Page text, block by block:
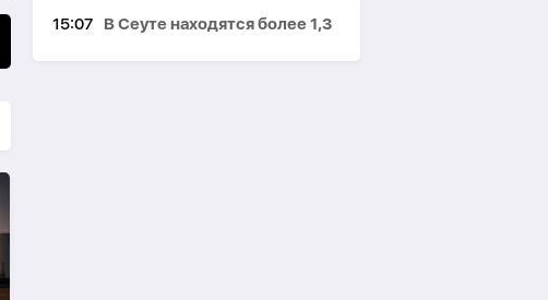
15:07
В Сеуте находятся более 1,3